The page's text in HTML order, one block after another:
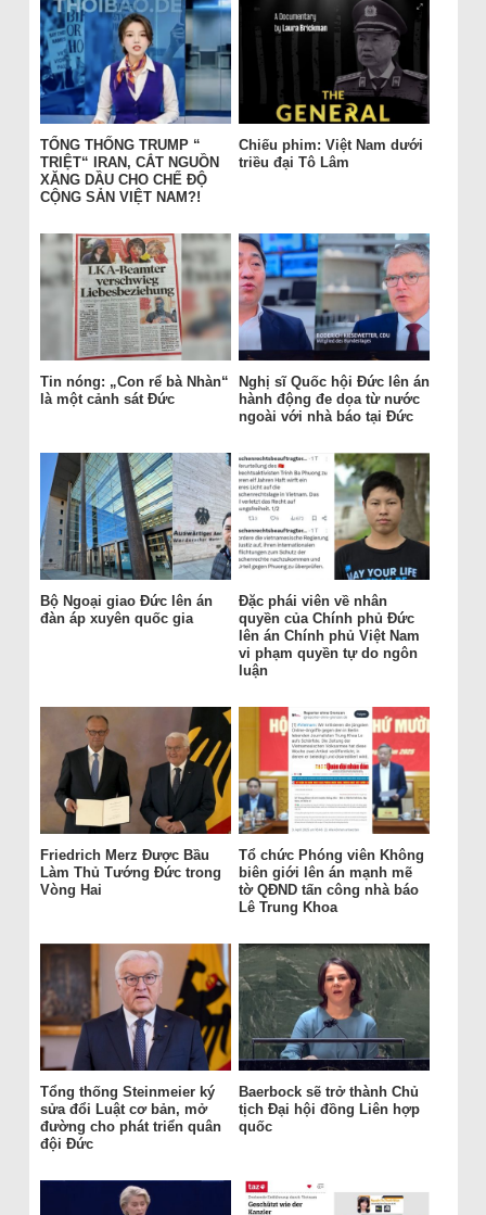
TỔNG THỐNG TRUMP “
TRIỆT“ IRAN, CẮT NGUỒN
XĂNG DẦU CHO CHẾ ĐỘ
CỘNG SẢN VIỆT NAM?!
Chiếu phim: Việt Nam dưới
triều đại Tô Lâm
Tin nóng: „Con rể bà Nhàn“
là một cảnh sát Đức
Nghị sĩ Quốc hội Đức lên án
hành động đe dọa từ nước
ngoài với nhà báo tại Đức
Bộ Ngoại giao Đức lên án
đàn áp xuyên quốc gia
Đặc phái viên về nhân
quyền của Chính phủ Đức
lên án Chính phủ Việt Nam
vi phạm quyền tự do ngôn
luận
Friedrich Merz Được Bầu
Làm Thủ Tướng Đức trong
Vòng Hai
Tổ chức Phóng viên Không
biên giới lên án mạnh mẽ
tờ QĐND tấn công nhà báo
Lê Trung Khoa
Tổng thống Steinmeier ký
sửa đổi Luật cơ bản, mở
đường cho phát triển quân
đội Đức
Baerbock sẽ trở thành Chủ
tịch Đại hội đồng Liên hợp
quốc